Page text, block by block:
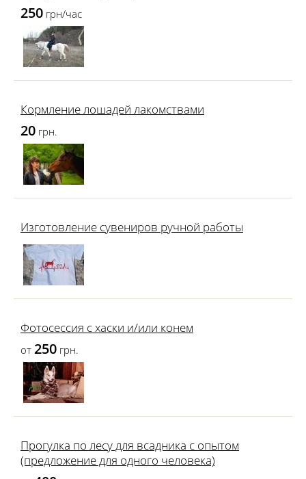
250 грн/час
Кормление лошадей лакомствами
20 грн.
Изготовление сувениров ручной работы
Фотосессия с хаски и/или конем
от 250 грн.
Прогулка по лесу для всадника с опытом
(предложение для одного человека)